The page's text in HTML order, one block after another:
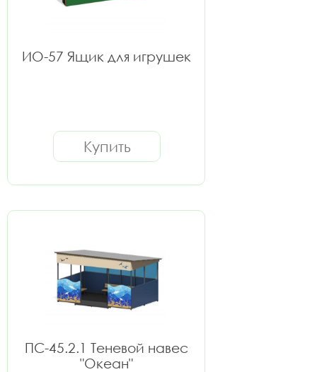
ИО-57 Ящик для игрушек
Купить
ПС-45.2.1 Теневой навес
"Океан"